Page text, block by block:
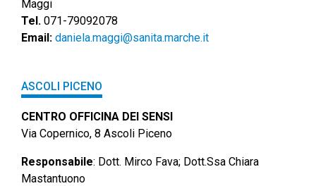
Maggi
Tel. 071-79092078
Email: daniela.maggi@sanita.marche.it
ASCOLI PICENO
CENTRO OFFICINA DEI SENSI
Via Copernico, 8 Ascoli Piceno
Responsabile: Dott. Mirco Fava; Dott.Ssa Chiara
Mastantuono